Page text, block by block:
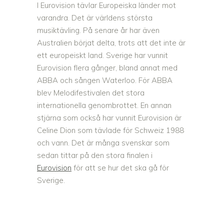
I Eurovision tävlar Europeiska länder mot
varandra. Det är världens största
musiktävling. På senare år har även
Australien börjat delta, trots att det inte är
ett europeiskt land. Sverige har vunnit
Eurovision flera gånger, bland annat med
ABBA och sången Waterloo. För ABBA
blev Melodifestivalen det stora
internationella genombrottet. En annan
stjärna som också har vunnit Eurovision är
Celine Dion som tävlade för Schweiz 1988
och vann. Det är många svenskar som
sedan tittar på den stora finalen i
Eurovision för att se hur det ska gå för
Sverige.